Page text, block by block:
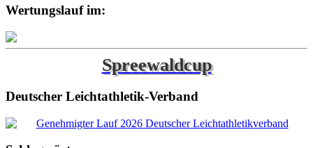
Wertungslauf im:
Spreewaldcup
Deutscher Leichtathletik-Verband